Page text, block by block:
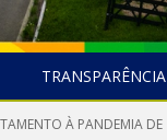
TRANSPARÊNCIA
À PANDEMIA DE